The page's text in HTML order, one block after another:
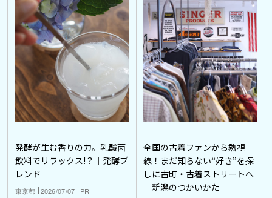
発酵が生む香りの力。乳酸菌
飲料でリラックス!？｜発酵ブ
レンド
東京都 2026/07/07 PR
全国の古着ファンから熱視
線！まだ知らない“好き”を探
しに古町・古着ストリートへ
｜新潟のつかいかた